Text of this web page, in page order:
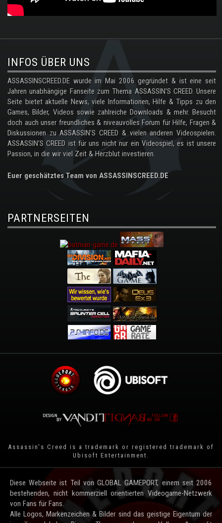
.
INFOS ÜBER UNS
ASSASSINSCREED.DE wurde im Mai 2006 gegründet & ist eine seit
Jahren unabhängige Fanseite zum Thema ASSASSIN'S CREED. Unsere
Seite bietet aktuelle News, viele Informationen, Hilfe & Tipps zu den
Games, Bilder, Videos sowie zahlreiche Downloads & mehr. Besucht
doch auch unser freundliches & niveauvolles Forum für Hilfe, Fragen &
Diskussionen zu ASSASSIN'S CREED & vielen anderen Videospielen.
ASSASSIN'S CREED ist für uns nicht nur ein Videospiel, es ist unsere
Passion, in die wir viel Zeit & Herzblut investieren.
Euer geschätztes Team von ASSASSINSCREED.DE
PARTNERSEITEN
Assassin's Creed is a trademark or registered trademark of
Ubisoft Entertainment
Diese Webseite ist Teil von GLOBAL GAMEPORT, einem seit 2006
bestehenden, nicht kommerziell orientierten Videogame-Netzwerk
von Fans für Fans.
Alle Logos, Markenzeichen & Bilder sind das geistige Eigentum der